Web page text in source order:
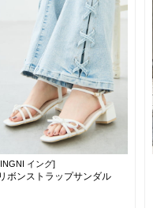
イング]
リボンストラップサンダル